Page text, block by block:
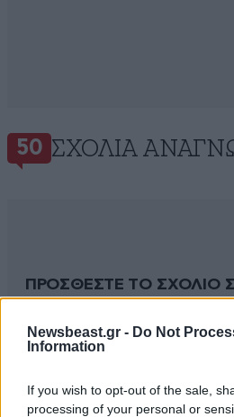
Newsbeast.gr - Do Not
Information
If you wish to opt-out of the sale,
processing of your personal or
50 ΣΧΌΛΙΑ
ΠΡΟΣΘΕΣΤΕ ΤΟ ΣΧΟΛΙΟ